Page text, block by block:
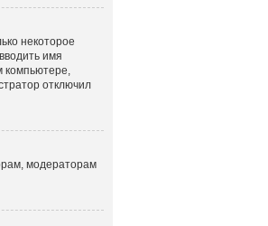
некоторое
имя
компьютере,
отключил
модераторам